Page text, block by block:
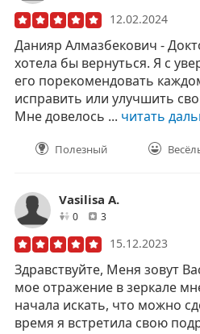
12.02.2024
Данияр Алмазбекович -
хотела бы вернуться. Я с
его порекомендовать
исправить или улучшить
Мне довелось ... читать
Полезный
Vasilisa A.
0друзей
3отзывов
15.12.2023
Здравствуйте, Меня зовут
мое отражение в зеркале
начала искать, что можно
время я встретила свою